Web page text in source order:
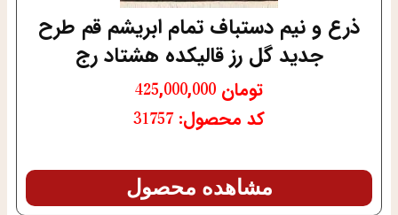
ذرع و نیم دستباف تمام ابریشم قم طرح
جدید گل رز قالیکده هشتاد رج
تومان
کد محصول: 31757
مشاهده محصول